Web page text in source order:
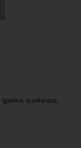
scaldacqua,